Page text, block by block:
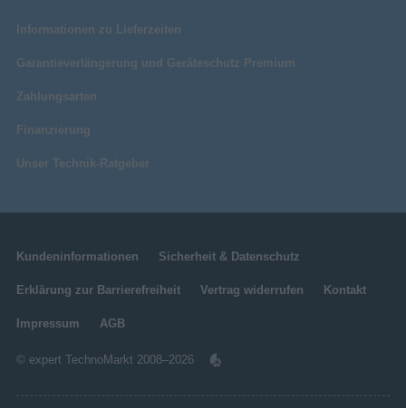
Informationen zu Lieferzeiten
Garantieverlängerung und Geräteschutz Premium
Zahlungsarten
Finanzierung
Unser Technik-Ratgeber
Kundeninformationen Sicherheit & Datenschutz
Erklärung zur Barrierefreiheit Vertrag widerrufen Kontakt
Impressum AGB
© expert TechnoMarkt 2008–2026